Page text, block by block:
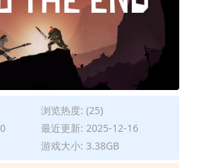
浏览热度: (25)
最近更新: 2025-12-16
游戏大小: 3.38GB